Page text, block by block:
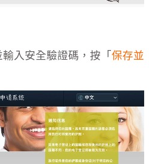
輸入安全驗證碼，按「保存並